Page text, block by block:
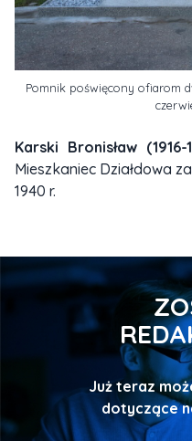
Pomnik poświęcony ofiarom
Karski Bronisław (1916-
Mieszkaniec Działdowa
1940 r.
Już teraz